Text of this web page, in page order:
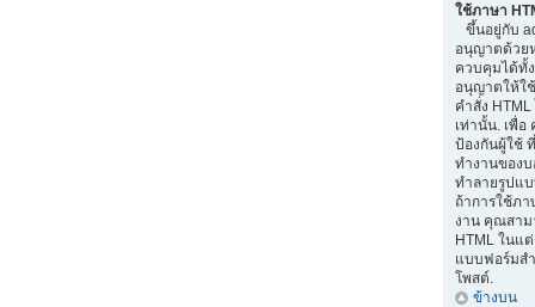
ใช้ภาษา
ขึ้นอยู่กับ
อนุญาตด้วย
ควบคุมได้ทั้
อนุญาตให้ใ
คำสั่ง
เท่านั้น. เพื่
ป้องกันผู้ใช้
ทำงานของ
ทำลายรูปแ
ถ้าการใช้ภา
งาน คุณสาม
HTML ในแ
แบบฟอร์มส
โพสต์.
ข้างบน